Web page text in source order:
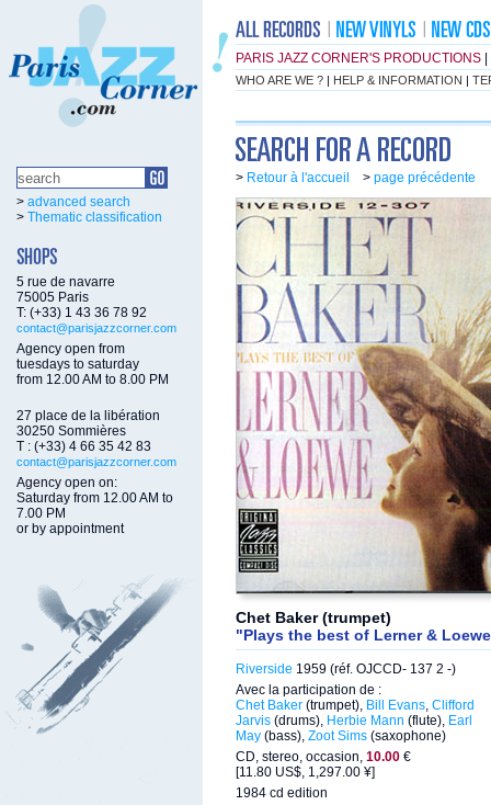
PARIS JAZZ CORNER'S PRODUCTIONS
WHO ARE WE ? | HELP & INFORMATION |
> advanced search
> Thematic classification
5 rue de navarre
75005 Paris
T: (+33) 1 43 36 78 92
contact@parisjazzcorner.com
Agency open from
tuesdays to saturday
from 12.00 AM to 8.00 PM
27 place de la libération
30250 Sommières
T : (+33) 4 66 35 42 83
contact@parisjazzcorner.com
Agency open on:
Saturday from 12.00 AM to
7.00 PM
or by appointment
> Retour à l'accueil > page précédente
Chet Baker (trumpet)
"Plays the best of Lerner &
Riverside 1959 (réf. OJCCD- 137 2 -)
Avec la participation de :
Chet Baker (trumpet), Bill Evans, Clifford
Jarvis (drums), Herbie Mann (flute), Earl
May (bass), Zoot Sims (saxophone)
CD, stereo, occasion, 10.00 €
[11.80 US$, 1,297.00 ¥]
1984 cd edition